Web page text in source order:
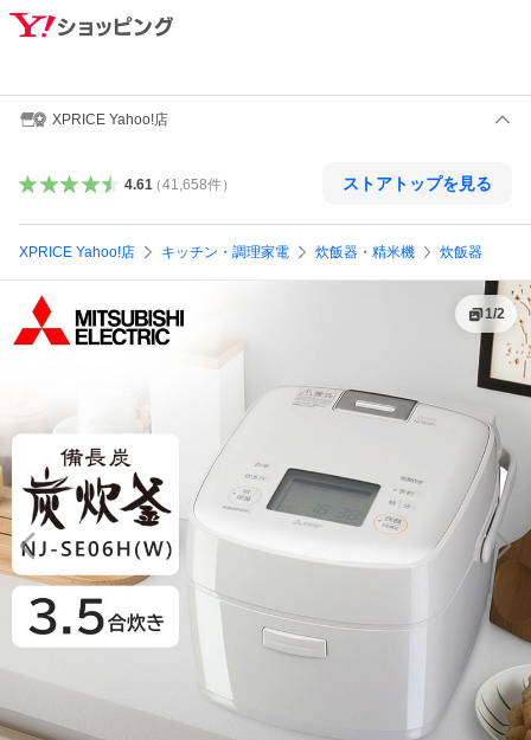
XPRICE Yahoo!店
4.61（41,658件） ストアトップを見る
XPRICE Yahoo!店 キッチン・調理家電 炊飯器・精米機 炊飯器
1/2